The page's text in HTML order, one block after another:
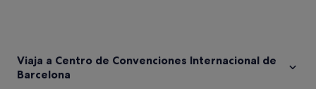
Viaja a Centro de Convenciones Internacional de
Barcelona